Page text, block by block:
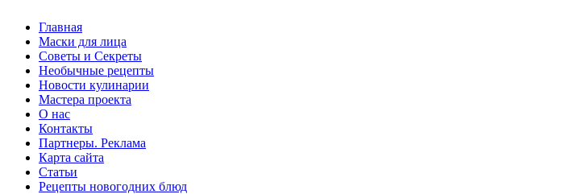
Главная
Маски для лица
Советы и Секреты
Необычные рецепты
Новости кулинарии
Мастера проекта
О нас
Контакты
Партнеры. Реклама
Карта сайта
Статьи
Рецепты новогодних блюд